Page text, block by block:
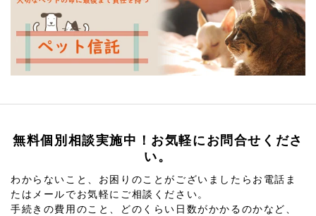
無料個別相談実施中！お気軽にお問合せくださ
い。
わからないこと、お困りのことがございましたらお電話ま
たはメールでお気軽にご相談ください。
手続きの費用のこと、どのくらい日数がかかるのかなど、